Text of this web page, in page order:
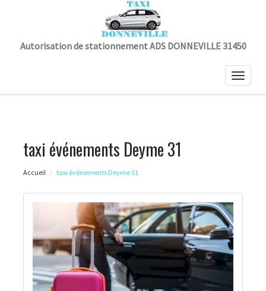
Autorisation de stationnement ADS DONNEVILLE 31450
Toggle
taxi événements Deyme 31
Accueil taxi événements Deyme 31